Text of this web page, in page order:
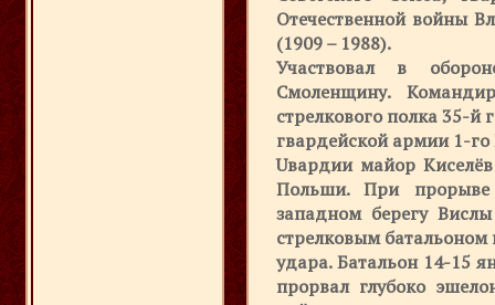
Отечественной войны
(1909 – 1988).
Участвовал в
Смоленщину.
стрелкового полка 35-й
гвардейской армии 1-го
Uвардии майор
Польши. При
западном берегу
стрелковым батальоном
удара. Батальон 14-15
прорвал глубоко